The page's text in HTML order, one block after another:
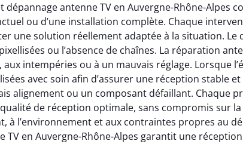
antenne TV en Auvergne-Rhône-Alpes
ou d’une installation complète. Chaque
une solution réellement adaptée à la situation.
ou l’absence de chaînes. La réparation
intempéries ou à un mauvais réglage. Lorsque
avec soin afin d’assurer une réception stable
alignement ou un composant défaillant. Chaque
de réception optimale, sans compromis sur
à l’environnement et aux contraintes propres au
en Auvergne-Rhône-Alpes garantit une